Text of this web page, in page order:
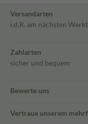
Versandarten
i.d.R. am nächsten
Zahlarten
sicher und bequem
Bewerte uns
Vertraue unserem